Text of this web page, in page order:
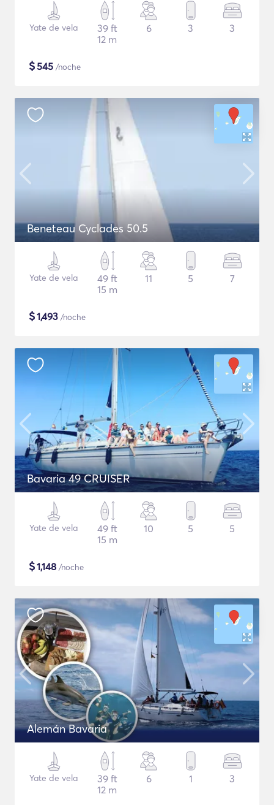
Yate de vela
39 ft
12 m
6 3 3
$545 /noche
Beneteau Cyclades 50.5
Yate de vela
49 ft
15 m
11 5 7
$1,493 /noche
Bavaria 49 CRUISER
Yate de vela
49 ft
15 m
10 5 5
$1,148 /noche
Alemán Bavaria
Yate de vela
39 ft
12 m
6 1 3